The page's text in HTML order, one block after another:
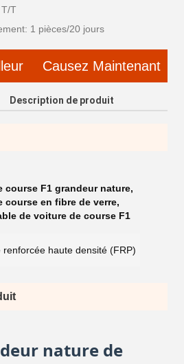
T
1 pièces/20 jours
Causez Maintenant
Description de produit
course F1 grandeur nature,
course en fibre de verre,
de voiture de course F1
renforcée haute densité (FRP)
nature de